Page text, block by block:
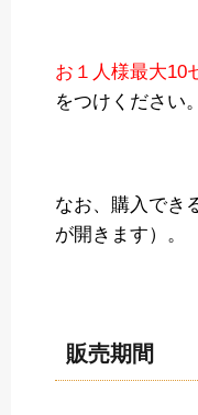
お１人様最大10
をつけください。
なお、購入でき
が開きます）。
販売期間